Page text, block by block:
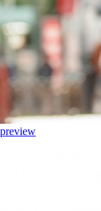
preview